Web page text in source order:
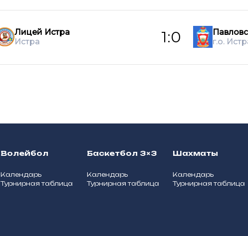
Лицей Истра
Истра
1:0
г.о.
Волейбол
Календарь
Турнирная таблица
Баскетбол 3×3
Календарь
Турнирная таблица
Шахматы
Календарь
Турнирная таблица